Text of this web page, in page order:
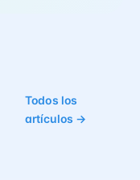
Todos los
artículos →